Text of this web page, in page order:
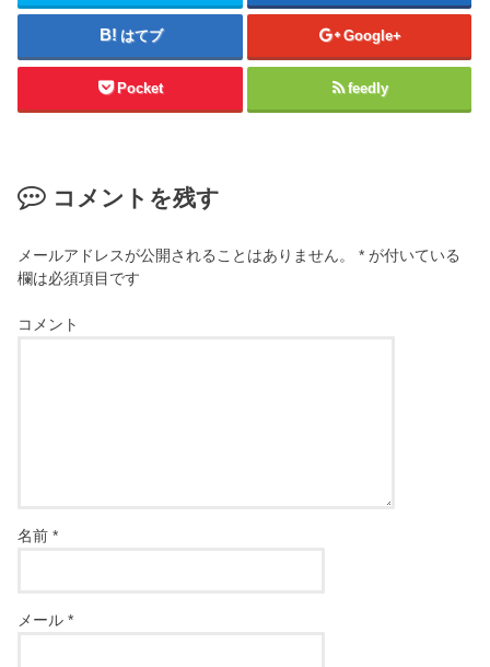
はてブ Google+
Pocket feedly
コメントを残す
メールアドレスが公開されることはありません。 * が付いている
欄は必須項目です
コメント
名前*
メール*